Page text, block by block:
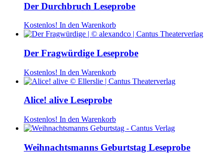
Der Durchbruch Leseprobe
Kostenlos! In den Warenkorb
Der Fragwürdige Leseprobe
Kostenlos! In den Warenkorb
Alice! alive Leseprobe
Kostenlos! In den Warenkorb
Weihnachtsmanns Geburtstag Leseprobe